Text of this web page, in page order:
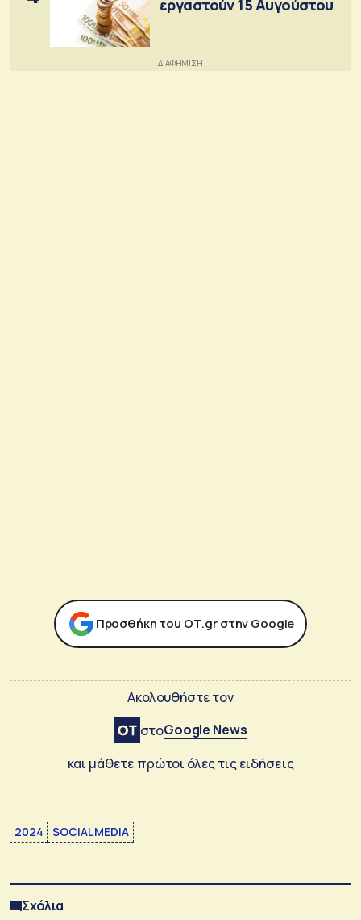
εργαστούν 15 Αυγούστου
Προσθήκη του ΟΤ.gr στην Google
Ακολουθήστε τον
στοGoogle News
και μάθετε πρώτοι όλες τις ειδήσεις
2024 SOCIAL MEDIA
Σχόλια